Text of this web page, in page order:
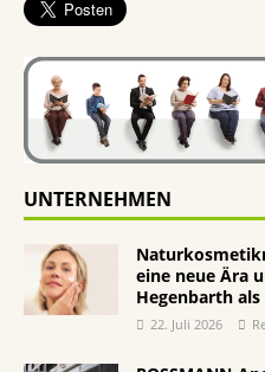
UNTERNEHMEN
eine neue Ära
Hegenbarth
22. Juli 2026